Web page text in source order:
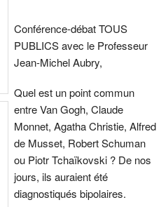
Conférence-débat TOUS
PUBLICS avec le Professeur
Jean-Michel Aubry,
Quel est un point commun
entre Van Gogh, Claude
Monnet, Agatha Christie, Alfred
de Musset, Robert Schuman
ou Piotr Tchaïkovski ? De nos
jours, ils auraient été
diagnostiqués bipolaires.